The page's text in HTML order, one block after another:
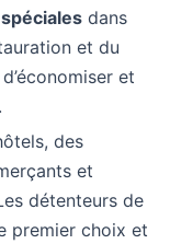
dans
et du
et
des
et
détenteurs de
premier choix et